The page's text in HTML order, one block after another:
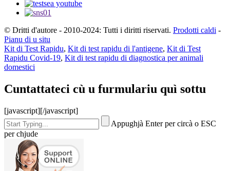
© Dritti d'autore - 2010-2024: Tutti i diritti riservati. Prodotti caldi -
Pianu di u situ
Kit di Test Rapidu, Kit di test rapidu di l'antigene, Kit di Test
Rapidu Covid-19, Kit di test rapidu di diagnostica per animali
domestici
Cuntattateci cù u furmulariu quì sottu
[javascript][/javascript]
Appughjà Enter per circà o ESC
per chjude